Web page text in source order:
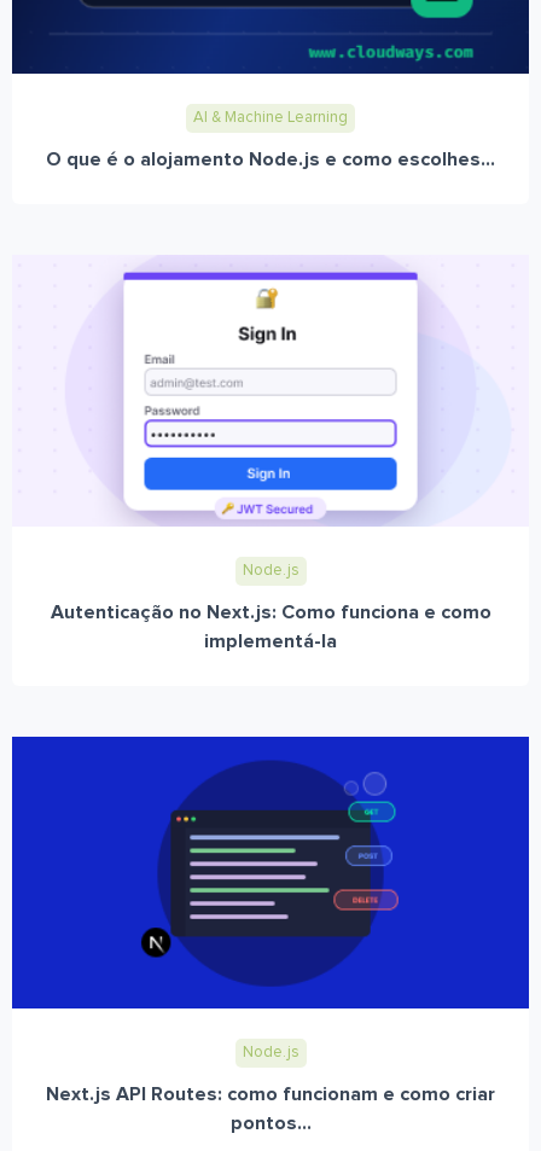
AI & Machine Learning
O que é o alojamento Node.js e como escolhes...
Node.js
Autenticação no Next.js: Como funciona e como
implementá-la
Node.js
Next.js API Routes: como funcionam e como criar
pontos...